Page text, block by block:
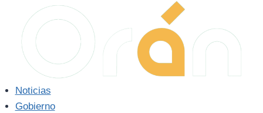
contenido
Noticias
Gobierno